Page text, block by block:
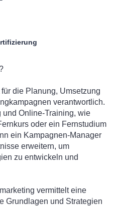
die Planung, Umsetzung
verantwortlich.
und Online-Training, wie
oder ein Fernstudium
ein Kampagnen-Manager
erweitern, um
zu entwickeln und
vermittelt eine
Grundlagen und Strategien